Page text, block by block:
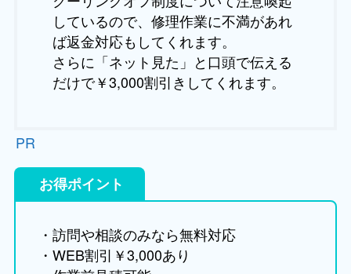
しているので、修理作業に不満があれ
ば返金対応もしてくれます。
さらに「ネット見た」と口頭で伝える
だけで￥3,000割引きしてくれます。
PR
お得ポイント
・訪問や相談のみなら無料対応
・WEB割引￥3,000あり